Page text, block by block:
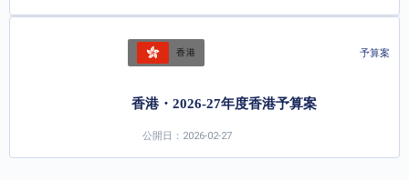
香港 予算案
香港・2026-27年度香港予算案
公開日：2026-02-27